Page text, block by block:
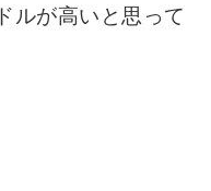
ルが高いと思って